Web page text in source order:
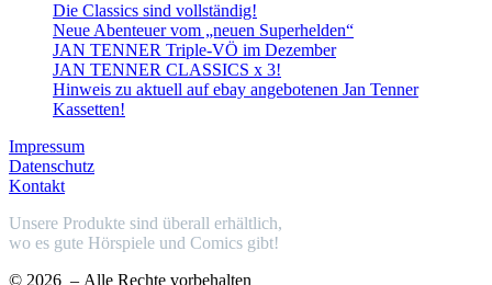
Die Classics sind vollständig!
Neue Abenteuer vom „neuen Superhelden“
JAN TENNER Triple-VÖ im Dezember
JAN TENNER CLASSICS x 3!
Hinweis zu aktuell auf ebay angebotenen Jan Tenner
Kassetten!
Impressum
Datenschutz
Kontakt
Unsere Produkte sind überall erhältlich,
wo es gute Hörspiele und Comics gibt!
© 2026 – Alle Rechte vorbehalten